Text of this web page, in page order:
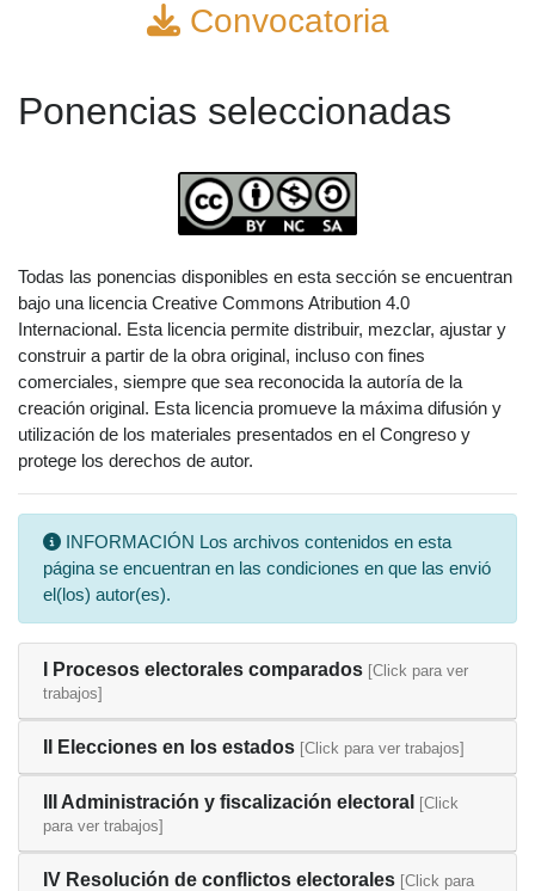
Convocatoria
Ponencias seleccionadas
Todas las ponencias disponibles en esta sección se encuentran
bajo una licencia Creative Commons Atribution 4.0
Internacional. Esta licencia permite distribuir, mezclar, ajustar y
construir a partir de la obra original, incluso con fines
comerciales, siempre que sea reconocida la autoría de la
creación original. Esta licencia promueve la máxima difusión y
utilización de los materiales presentados en el Congreso y
protege los derechos de autor.
INFORMACIÓN Los archivos contenidos en esta
página se encuentran en las condiciones en que las envió
el(los) autor(es).
I Procesos electorales comparados [Click para ver
trabajos]
II Elecciones en los estados [Click para ver trabajos]
III Administración y fiscalización electoral [Click
para ver trabajos]
IV Resolución de conflictos electorales [Click para